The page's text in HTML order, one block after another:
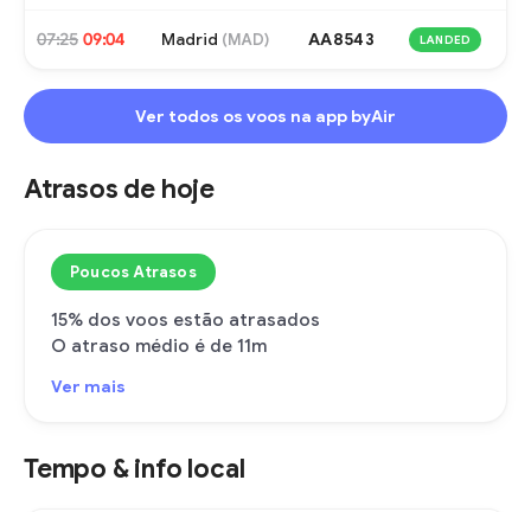
07:25 09:04 Madrid (MAD) AA8543 LANDED
Ver todos os voos na app byAir
Atrasos de hoje
Poucos Atrasos
15% dos voos estão atrasados
O atraso médio é de 11m
Ver mais
Tempo & info local